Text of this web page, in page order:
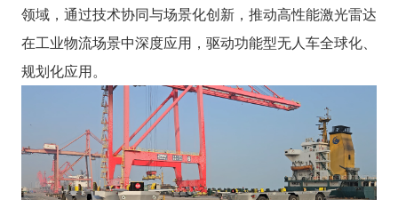
领域，通过技术协同与场景化创新，推动高性能激光雷达
在工业物流场景中深度应用，驱动功能型无人车全球化、
规划化应用。